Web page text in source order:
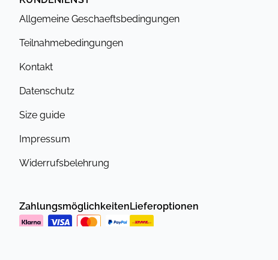
Allgemeine Geschaeftsbedingungen
Teilnahmebedingungen
Kontakt
Datenschutz
Size guide
Impressum
Widerrufsbelehrung
Zahlungsmöglichkeiten Lieferoptionen